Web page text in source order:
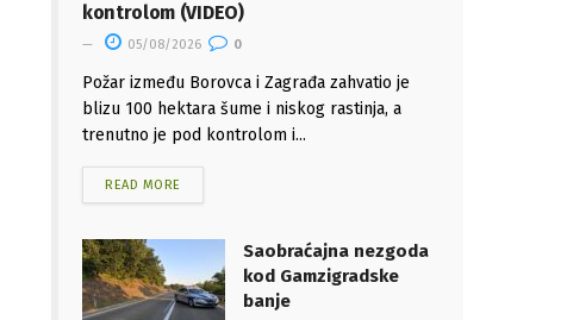
kontrolom (VIDEO)
05/08/2026 0
Požar između Borovca i Zagrađa zahvatio je
blizu 100 hektara šume i niskog rastinja, a
trenutno je pod kontrolom i...
READ MORE
Saobraćajna nezgoda
kod Gamzigradske
banje